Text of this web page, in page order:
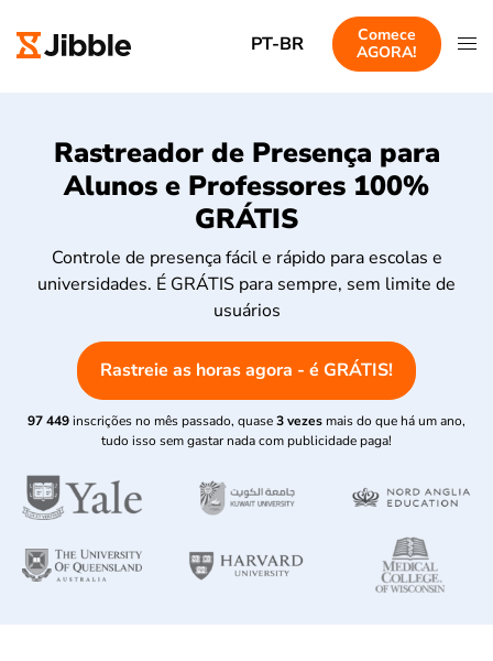
PT-BR
Comece
AGORA!
Rastreador de Presença para
Alunos e Professores 100%
GRÁTIS
Controle de presença fácil e rápido para escolas e
universidades. É GRÁTIS para sempre, sem limite de
usuários
Rastreie as horas agora - é GRÁTIS!
97 449inscrições no mês passado, quase3 vezes mais do que há um ano,
tudo isso sem gastar nada com publicidade paga!